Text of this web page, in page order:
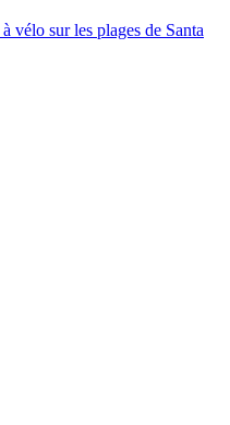
vélo sur les plages de Santa